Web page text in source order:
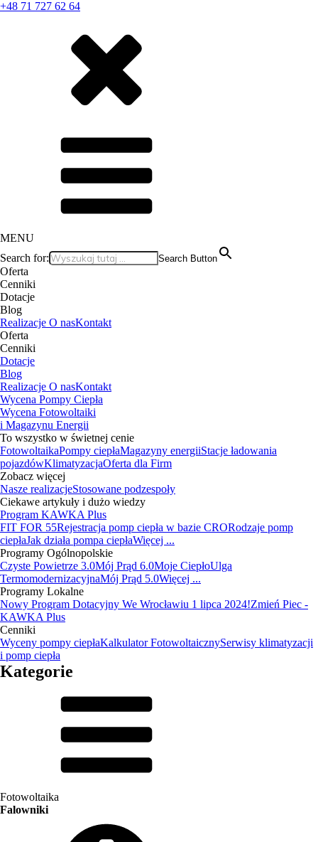
+48 71 727 62 64
MENU
Search for:
Search Button
Oferta
Cenniki
Dotacje
Blog
Realizacje O nasKontakt
Oferta
Cenniki
Dotacje
Blog
Realizacje O nasKontakt
Wycena Pompy Ciepła
Wycena Fotowoltaiki
i Magazynu Energii
To wszystko w świetnej cenie
FotowoltaikaPompy ciepłaMagazyny energiiStacje ładowania
pojazdówKlimatyzacjaOferta dla Firm
Zobacz więcej
Nasze realizacjeStosowane podzespoły
Ciekawe artykuły i dużo wiedzy
Program KAWKA Plus
FIT FOR 55Rejestracja pomp ciepła w bazie CRORodzaje pomp
ciepłaJak działa pompa ciepłaWięcej ...
Programy Ogólnopolskie
Czyste Powietrze 3.0Mój Prąd 6.0Moje CiepłoUlga
TermomodernizacyjnaMój Prąd 5.0Więcej ...
Programy Lokalne
Nowy Program Dotacyjny We Wrocławiu 1 lipca 2024!Zmień Piec -
KAWKA Plus
Cenniki
Wyceny pompy ciepłaKalkulator FotowoltaicznySerwisy klimatyzacji
i pomp ciepła
Kategorie
Fotowoltaika
Falowniki